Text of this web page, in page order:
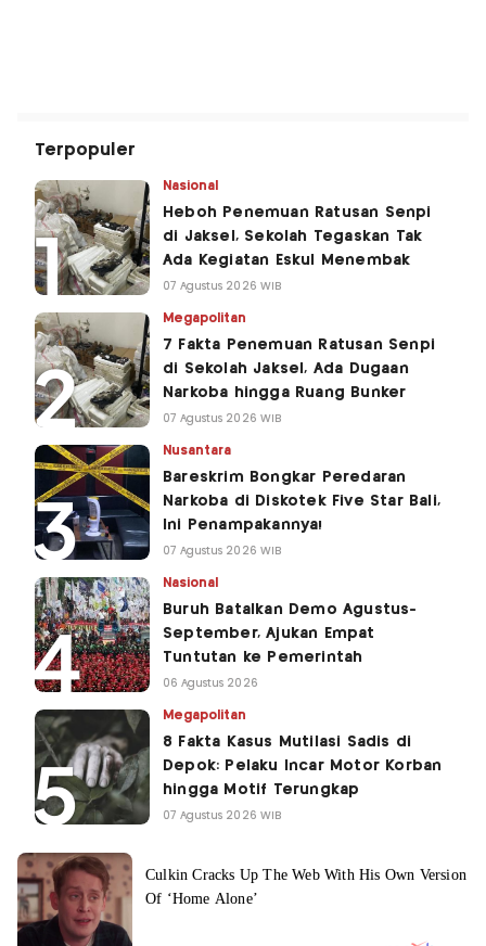
Terpopuler
Nasional
Heboh Penemuan Ratusan Senpi
di Jaksel, Sekolah Tegaskan Tak
Ada Kegiatan Eskul Menembak
07 Agustus 2026 WIB
Megapolitan
7 Fakta Penemuan Ratusan Senpi
di Sekolah Jaksel, Ada Dugaan
Narkoba hingga Ruang Bunker
07 Agustus 2026 WIB
Nusantara
Bareskrim Bongkar Peredaran
Narkoba di Diskotek Five Star Bali,
Ini Penampakannya!
07 Agustus 2026 WIB
Nasional
Buruh Batalkan Demo Agustus-
September, Ajukan Empat
Tuntutan ke Pemerintah
06 Agustus 2026
Megapolitan
8 Fakta Kasus Mutilasi Sadis di
Depok: Pelaku Incar Motor Korban
hingga Motif Terungkap
07 Agustus 2026 WIB